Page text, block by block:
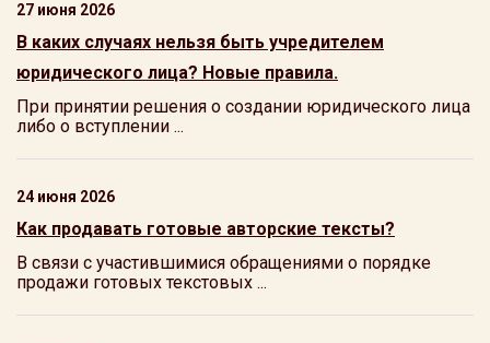
27 июня 2026
В каких случаях нельзя быть учредителем
юридического лица? Новые правила.
При принятии решения о создании юридического лица
либо о вступлении ...
24 июня 2026
Как продавать готовые авторские тексты?
В связи с участившимися обращениями о порядке
продажи готовых текстовых ...